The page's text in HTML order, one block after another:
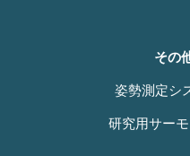
その
姿勢測定シ
研究用サー